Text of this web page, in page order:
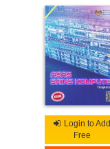
Login to Add
Free